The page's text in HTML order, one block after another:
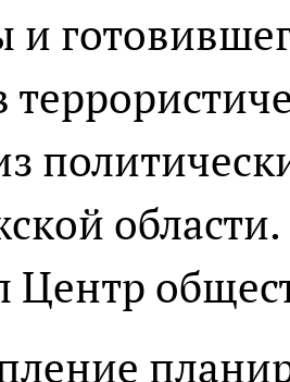
и
Центр